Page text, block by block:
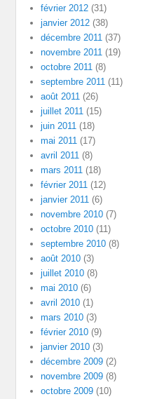
février 2012 (31)
janvier 2012 (38)
décembre 2011 (37)
novembre 2011 (19)
octobre 2011 (8)
septembre 2011 (11)
août 2011 (26)
juillet 2011 (15)
juin 2011 (18)
mai 2011 (17)
avril 2011 (8)
mars 2011 (18)
février 2011 (12)
janvier 2011 (6)
novembre 2010 (7)
octobre 2010 (11)
septembre 2010 (8)
août 2010 (3)
juillet 2010 (8)
mai 2010 (6)
avril 2010 (1)
mars 2010 (3)
février 2010 (9)
janvier 2010 (3)
décembre 2009 (2)
novembre 2009 (8)
octobre 2009 (10)